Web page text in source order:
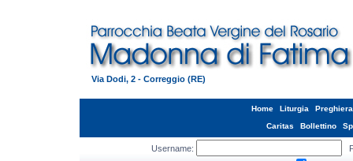
Via Dodi, 2 - Correggio (RE)
Home Liturgia
Preghiera
Caritas
Bollettino
Username: